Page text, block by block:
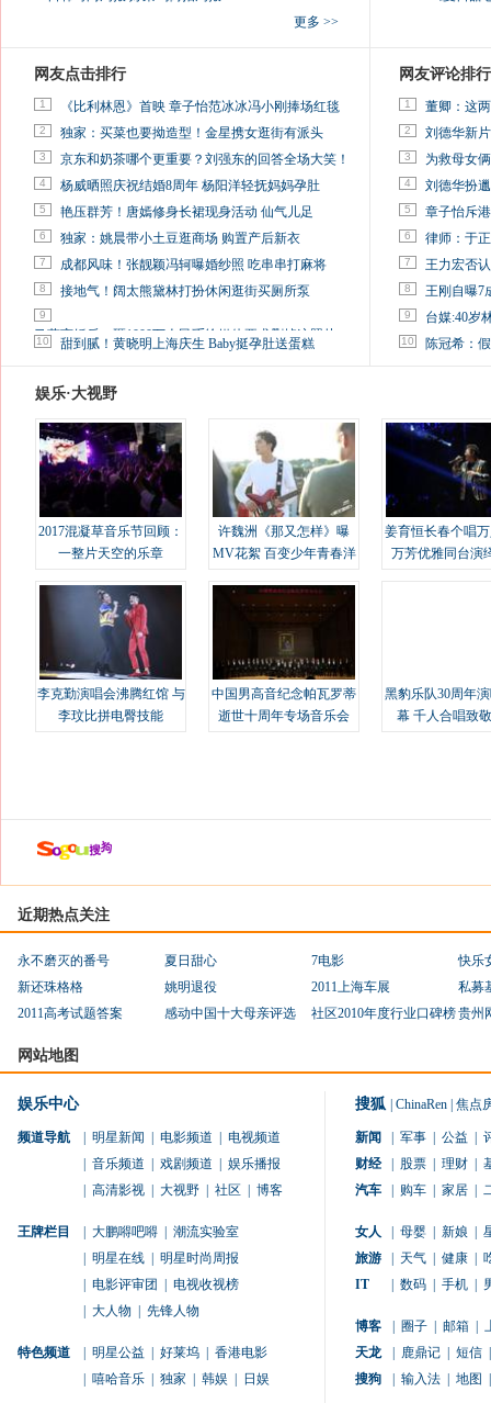
更多 >>
网友点击排行
1 《比利林恩》首映 章子怡范冰冰冯小刚捧场红毯
2 独家：买菜也要拗造型！金星携女逛街有派头
3 京东和奶茶哪个更重要？刘强东的回答全场大笑！
4 杨威晒照庆祝结婚8周年 杨阳洋轻抚妈妈孕肚
5 艳压群芳！唐嫣修身长裙现身活动 仙气儿足
6 独家：姚晨带小土豆逛商场 购置产后新衣
7 成都风味！张靓颖冯轲曝婚纱照 吃串串打麻将
8 接地气！阔太熊黛林打扮休闲逛街买厕所泵
9
马蓉离婚后，砸1000万人民币给媒体要求删掉这照片
10 甜到腻！黄晓明上海庆生 Baby挺孕肚送蛋糕
网友评论排行
1 董卿：这
2 刘德华新
3 为救母女
4 刘德华扮
5 章子怡斥
6 律师：于
7 王力宏否
8 王刚自曝7
9 台媒:40岁
10 陈冠希：
娱乐·大视野
2017混凝草音乐节回顾：
一整片天空的乐章
许魏洲《那又怎样》曝
MV花絮 百变少年青春洋
姜育恒长春个唱
万芳优雅同台演
李克勤演唱会沸腾红馆 与
李玟比拼电臀技能
中国男高音纪念帕瓦罗蒂
逝世十周年专场音乐会
黑豹乐队30周年
幕 千人合唱致
近期热点关注
永不磨灭的番号 夏日甜心 7电影
快乐
新还珠格格
姚明退役 2011上海车展
私募
2011高考试题答案
感动中国十大母亲评选 社区2010年度行业口碑榜贵州
网站地图
娱乐中心
频道导航 明星新闻 电影频道
电视频道
音乐频道 戏剧频道
娱乐播报
高清影视 大视野 社区 博客
王牌栏目 大鹏嘚吧嘚
潮流实验室
明星在线
明星时尚周报
电影评审团
电视收视榜
大人物 先锋人物
特色频道 明星公益 好莱坞
香港电影
嘻哈音乐 独家 韩娱 日娱
搜狐 ChinaRen 焦点
新闻 军事 公益
财经
股票 理财
汽车
购车 家居
女人 母婴 新娘
旅游
天气 健康
IT
数码 手机
博客 圈子 邮箱
天龙
鹿鼎记 短信
搜狗
输入法 地图